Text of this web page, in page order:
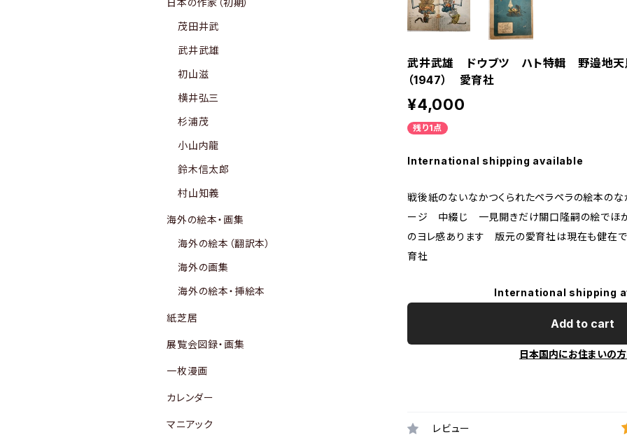
武井武雄 ドウブツ ハト特輯 野邉地
（1947） 愛育社
¥4,000
残り1点
International shipping available
戦後紙のないなかつくられたペラペラの絵本の
ージ 中綴じ 一見開きだけ關口隆嗣の絵でほ
のヨレ感あります 版元の愛育社は現在も健在
育社
International shipping
Add to cart
日本国内にお住まいの
レビュー
日本の作家（初期）
茂田井武
武井武雄
初山滋
横井弘三
杉浦茂
小山内龍
鈴木信太郎
村山知義
海外の絵本・画集
海外の絵本（翻訳本）
海外の画集
海外の絵本・挿絵本
紙芝居
展覧会図録・画集
一枚漫画
カレンダー
マニアック